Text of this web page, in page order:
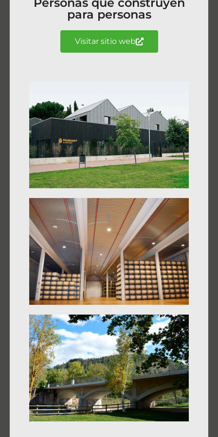
para personas
Visitar sitio web